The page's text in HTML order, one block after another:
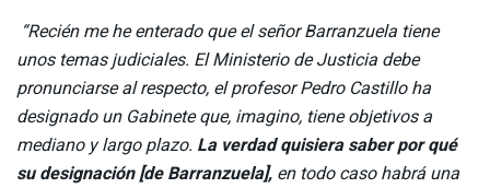
“Recién me he enterado que el señor Barranzuela tiene
unos temas judiciales. El Ministerio de Justicia debe
pronunciarse al respecto, el profesor Pedro Castillo ha
designado un Gabinete que, imagino, tiene objetivos a
mediano y largo plazo. La verdad quisiera saber por qué
su designación [de Barranzuela], en todo caso habrá una